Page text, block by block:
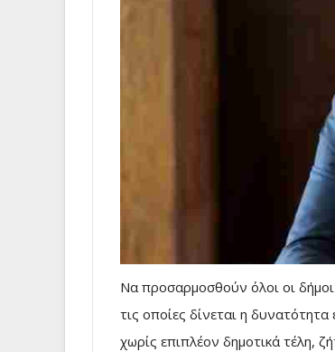
Να προσαρμοσθούν όλοι οι
τις οποίες δίνεται η
χωρίς επιπλέον δημοτικά τέλη,